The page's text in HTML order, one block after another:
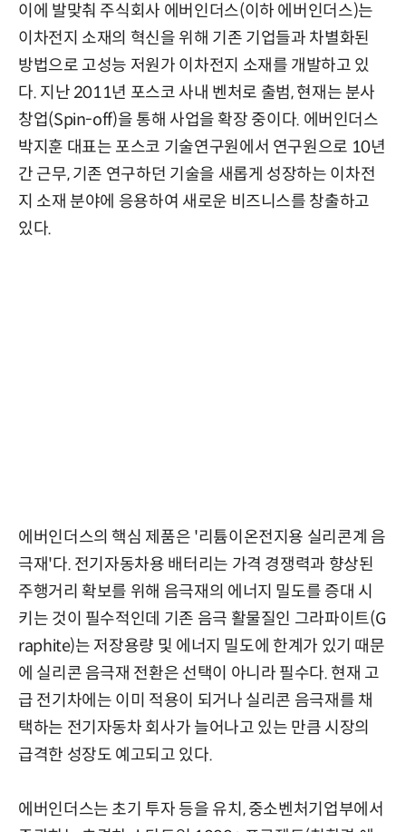
이에 발맞춰 주식회사 에버인더스(이하 에버인더스)는
이차전지 소재의 혁신을 위해 기존 기업들과 차별화된
방법으로 고성능 저원가 이차전지 소재를 개발하고 있
다. 지난 2011년 포스코 사내 벤처로 출범, 현재는 분사
창업(Spin-off)을 통해 사업을 확장 중이다. 에버인더스
박지훈 대표는 포스코 기술연구원에서 연구원으로 10년
간 근무, 기존 연구하던 기술을 새롭게 성장하는 이차전
지 소재 분야에 응용하여 새로운 비즈니스를 창출하고
있다.
에버인더스의 핵심 제품은 '리튬이온전지용 실리콘계 음
극재'다. 전기자동차용 배터리는 가격 경쟁력과 향상된
주행거리 확보를 위해 음극재의 에너지 밀도를 증대 시
키는 것이 필수적인데 기존 음극 활물질인 그라파이트(G
raphite)는 저장용량 및 에너지 밀도에 한계가 있기 때문
에 실리콘 음극재 전환은 선택이 아니라 필수다. 현재 고
급 전기차에는 이미 적용이 되거나 실리콘 음극재를 채
택하는 전기자동차 회사가 늘어나고 있는 만큼 시장의
급격한 성장도 예고되고 있다.
에버인더스는 초기 투자 등을 유치, 중소벤처기업부에서